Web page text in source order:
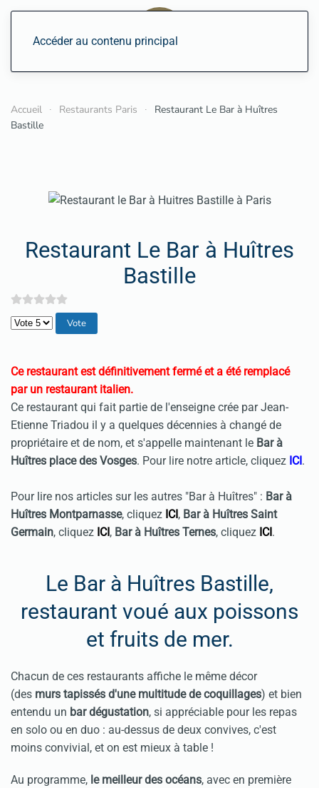
Accéder au contenu principal
Accueil Restaurants Paris
Restaurant Le Bar à Huîtres
Bastille
Restaurant Le Bar à Huîtres
Bastille
Veuillez voter
Ce restaurant est définitivement fermé et a été remplacé
par un restaurant italien.
Ce restaurant qui fait partie de l'enseigne crée par Jean-
Etienne Triadou il y a quelques décennies à changé de
propriétaire et de nom, et s'appelle maintenant le Bar à
Huîtres place des Vosges. Pour lire notre article, cliquez ICI .
Pour lire nos articles sur les autres "Bar à Huîtres" : Bar à
Huîtres Montparnasse, cliquez ICI , Bar à Huîtres Saint
Germain, cliquez ICI , Bar à Huîtres Ternes, cliquez ICI .
Le Bar à Huîtres Bastille,
restaurant voué aux poissons
et fruits de mer.
Chacun de ces restaurants affiche le même décor
(des murs tapissés d'une multitude de coquillages) et bien
entendu un bar dégustation, si appréciable pour les repas
en solo ou en duo : au-dessus de deux convives, c'est
moins convivial, et on est mieux à table !
Au programme, le meilleur des océans, avec en première